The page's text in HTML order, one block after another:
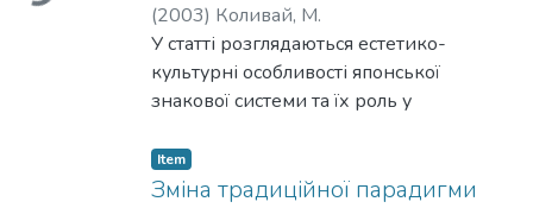
(2003) Коливай, М.
У статті розглядаються естетико-
культурні особливості японської
знакової системи та їх роль у
Item
Зміна традиційної парадигми